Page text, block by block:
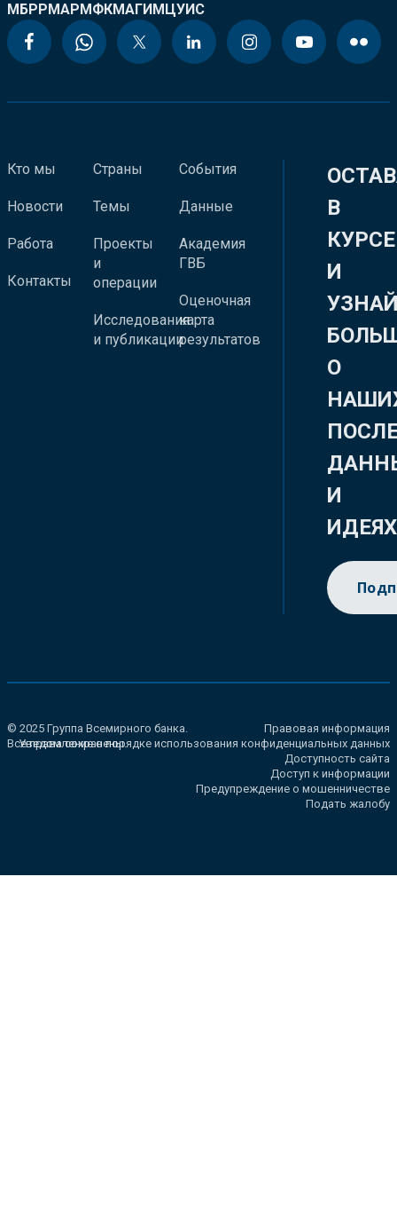
МБРРМАРМФКМАГИМЦУИС
Кто мы
Новости
Работа
Контакты
Страны
Темы
Проекты
и
операции
Исследования
и публикации
События
Данные
Академия
ГВБ
Оценочная
карта
результатов
В
КУРСЕ
И
О
И
ИДЕЯХ
© 2025 Группа Всемирного банка.
Все права сохранены.
Правовая информация
Уведомление о порядке использования конфиденциальных данных
Доступность сайта
Доступ к информации
Предупреждение о мошенничестве
Подать жалобу